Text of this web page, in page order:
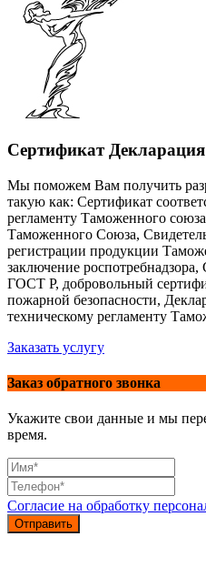
Сертификат
Мы поможем Вам получить
такую как: Сертификат
регламенту Таможенного
Таможенного Союза,
регистрации продукции
заключение роспотребнадзора,
ГОСТ Р, добровольный
пожарной безопасности,
техническому регламенту
Заказать услугу
Заказ обратного звонка
Укажите свои данные и мы
время.
Согласие на обработку
Отправить